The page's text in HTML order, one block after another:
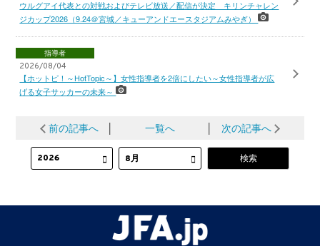
ウルグアイ代表との対戦およびテレビ放送／配信が決定 キリンチャレン
ジカップ2026（9.24＠宮城／キューアンドエースタジアムみやぎ）
指導者
2026/08/04
【ホットピ！～HotTopic～】女性指導者を2倍にしたい～女性指導者が広
げる女子サッカーの未来～
前の記事へ 一覧へ 次の記事へ